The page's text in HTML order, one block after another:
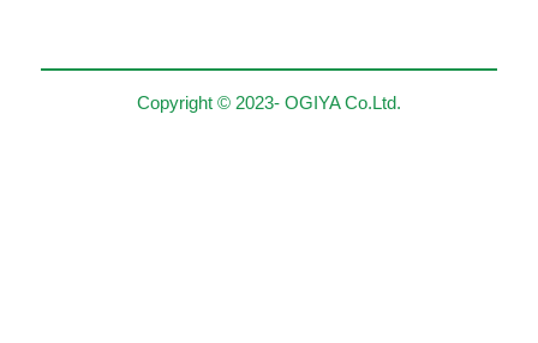
Copyright © 2023- OGIYA Co.Ltd.